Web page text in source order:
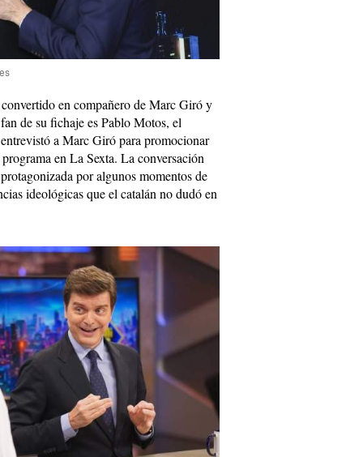
en compañero de Marc Giró y
de su fichaje es Pablo Motos, el
a Marc Giró para promocionar
en La Sexta. La conversación
por algunos momentos de
ideológicas que el catalán no dudó en